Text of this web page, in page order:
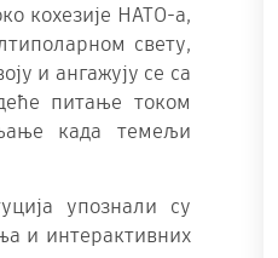
кохезије НАТО-а,
свету,
и ангажују се са
питање током
када темељи
упознали су
и интерактивних